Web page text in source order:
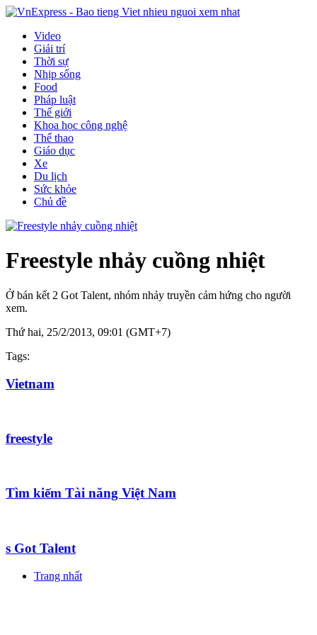
Video
Giải trí
Thời sự
Nhịp sống
Food
Pháp luật
Thế giới
Khoa học công nghệ
Thể thao
Giáo dục
Xe
Du lịch
Sức khỏe
Chủ đề
Freestyle nhảy cuồng nhiệt
Ở bán kết 2 Got Talent, nhóm nhảy truyền cảm hứng cho người
xem.
Thứ hai, 25/2/2013, 09:01 (GMT+7)
Tags:
Vietnam
freestyle
Tìm kiếm Tài năng Việt Nam
s Got Talent
Trang nhất